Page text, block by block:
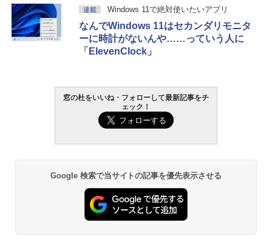
生成AIパスポート公式テキスト 第４版
￥1,766
bデザイン入門講座［第2版］
￥1,292
ClaudeCode いちばんやさしい 教科書:
非エンジニア 初心者 素人 でも安心 使い
方 マニュアル AI副業にもコンテンツ作成
にもKindle出版にも！ 非エンジニアのた
めのAIコーディング入門シリーズ
￥99
Amazon Kindle - 目に優しい、かさばら
ない、大きな画面で読みやすい、6週間持
続バッテリー、6インチディスプレイ電子
書籍リーダー、マッチャ、16GB、広告な
し
Kindle Paperwhite シグニチャーエディ
ション (32GB) 7インチディスプレイ、明
るさ自動調整、色調調節ライト、12週間
ブラック
Amazon Kindle Paperwhite (16GB) 7イ
ンチディスプレイ、色調調節ライト、12
週間持続バッテリー、広告なし、ブラッ
ク
連載 Windows 11で絶対使いたいアプリ
なんでWindows 11はセカンダリモニタ
ーに時計がないんや……っていう人に
「ElevenClock」
窓の杜をいいね・フォローして最新記事をチ
ェック！
Google 検索で当サイトの記事を優先表示させる